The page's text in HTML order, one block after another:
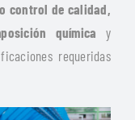
control de calidad,
química y
requeridas